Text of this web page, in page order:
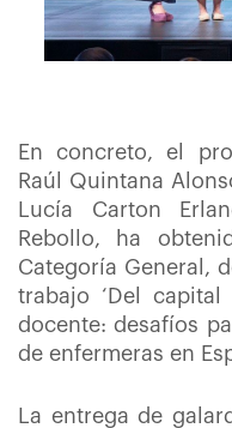
En concreto, el
Raúl Quintana
Lucía Carton
Rebollo, ha
Categoría General,
trabajo ‘Del
docente: desafíos
de enfermeras en
La entrega de